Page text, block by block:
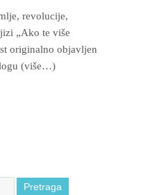
revolucije,
„Ako te više
originalno objavljen
(više…)